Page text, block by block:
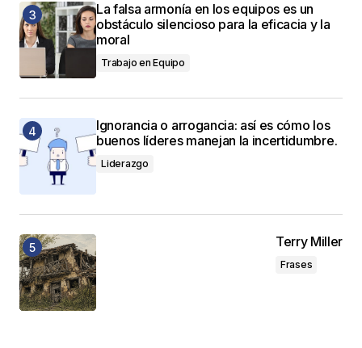
La falsa armonía en los equipos es un
obstáculo silencioso para la eficacia y la
moral
Trabajo en Equipo
Ignorancia o arrogancia: así es cómo los
buenos líderes manejan la incertidumbre.
Liderazgo
Terry Miller
Frases